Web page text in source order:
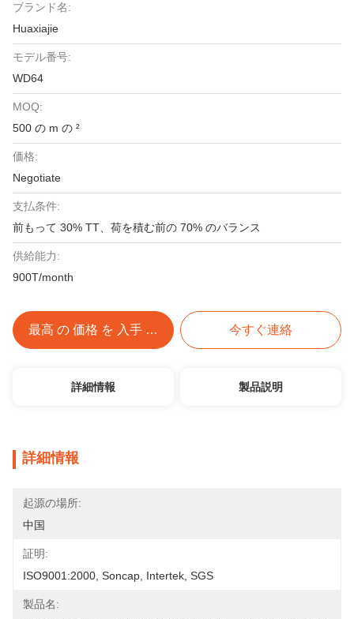
ブランド名:
Huaxiajie
モデル番号:
WD64
MOQ:
500 の m の ²
価格:
Negotiate
支払条件:
前もって 30% TT、荷を積む前の 70% のバランス
供給能力:
900T/month
最高 の 価格 を 入手 する 今すぐ連絡
詳細情報 製品説明
詳細情報
起源の場所:
中国
証明:
ISO9001:2000, Soncap, Intertek, SGS
製品名: